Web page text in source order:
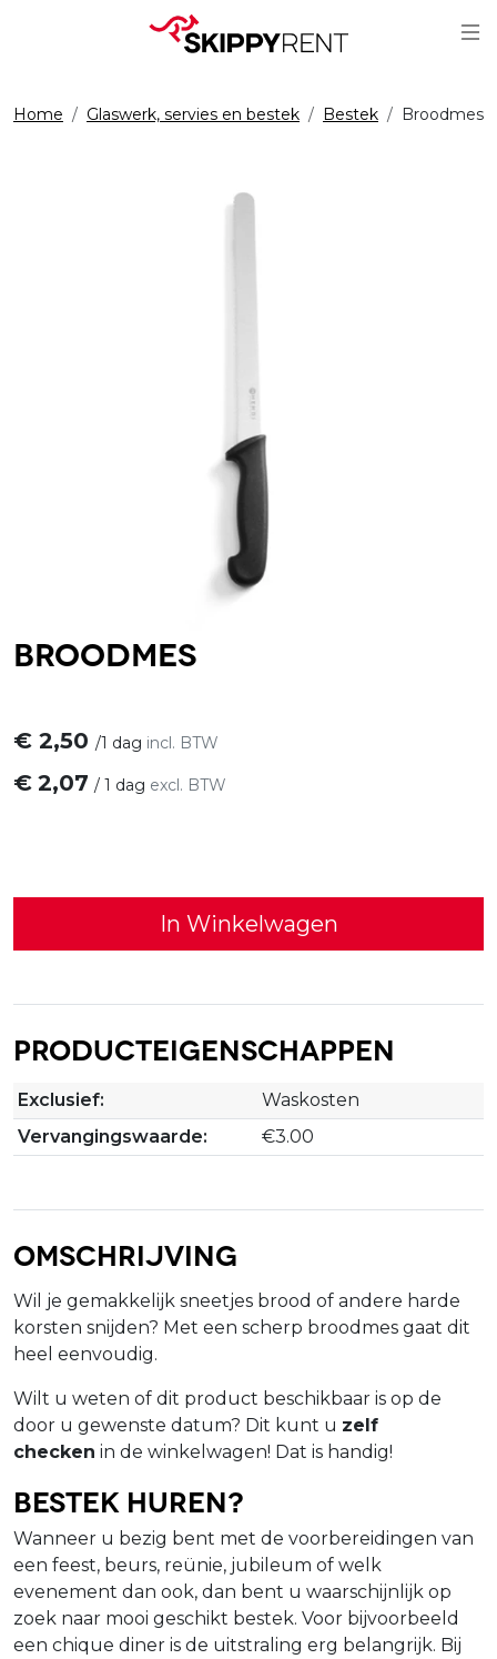
Home Glaswerk, servies en bestek Bestek Broodmes
Broodmes
€ 2,50 /1 dag incl. BTW
€ 2,07 / 1 dag excl. BTW
In Winkelwagen
Producteigenschappen
Exclusief:
Waskosten
Vervangingswaarde:
€3.00
Omschrijving
Wil je gemakkelijk sneetjes brood of andere harde
korsten snijden? Met een scherp broodmes gaat dit
heel eenvoudig.
Wilt u weten of dit product beschikbaar is op de
door u gewenste datum? Dit kunt u zelf
checken in de winkelwagen! Dat is handig!
Bestek huren?
Wanneer u bezig bent met de voorbereidingen van
een feest, beurs, reünie, jubileum of welk
evenement dan ook, dan bent u waarschijnlijk op
zoek naar mooi geschikt bestek. Voor bijvoorbeeld
een chique diner is de uitstraling erg belangrijk. Bij